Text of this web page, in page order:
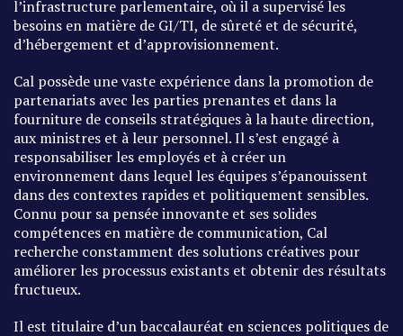
l’infrastructure parlementaire, où il a supervisé les
besoins en matière de GI/TI, de sûreté et de sécurité,
d’hébergement et d’approvisionnement.
Cal possède une vaste expérience dans la promotion de
partenariats avec les parties prenantes et dans la
fourniture de conseils stratégiques à la haute direction,
aux ministres et à leur personnel. Il s’est engagé à
responsabiliser les employés et à créer un
environnement dans lequel les équipes s’épanouissent
dans des contextes rapides et politiquement sensibles.
Connu pour sa pensée innovante et ses solides
compétences en matière de communication, Cal
recherche constamment des solutions créatives pour
améliorer les processus existants et obtenir des résultats
fructueux.
Il est titulaire d’un baccalauréat en sciences politiques de